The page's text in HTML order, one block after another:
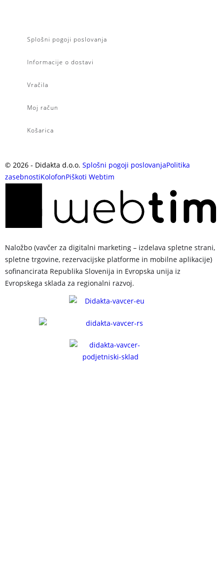
Splošni pogoji poslovanja
Informacije o dostavi
Vračila
Moj račun
Košarica
© 2026 - Didakta d.o.o. Splošni pogoji poslovanjaPolitika
zasebnostiKolofonPiškoti Webtim
Naložbo (vavčer za digitalni marketing – izdelava spletne strani,
spletne trgovine, rezervacijske platforme in mobilne aplikacije)
sofinancirata Republika Slovenija in Evropska unija iz
Evropskega sklada za regionalni razvoj.